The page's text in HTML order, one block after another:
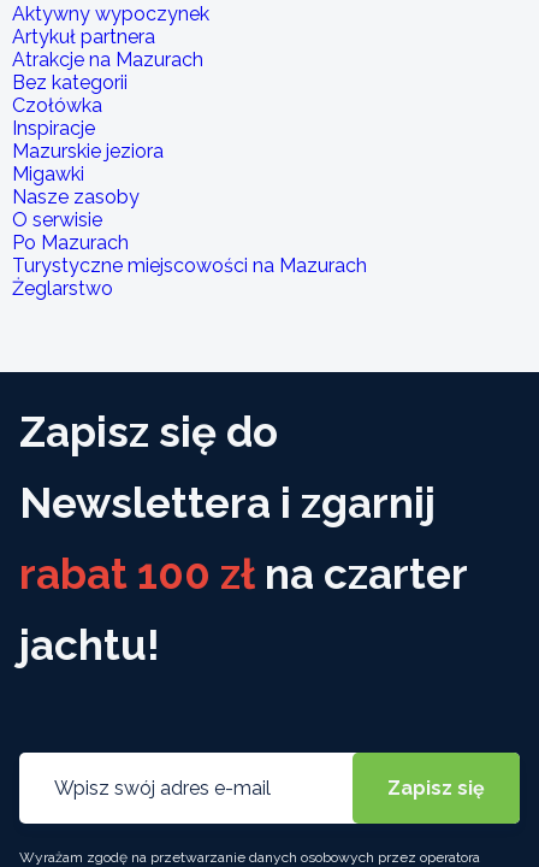
Aktywny wypoczynek
Artykuł partnera
Atrakcje na Mazurach
Bez kategorii
Czołówka
Inspiracje
Mazurskie jeziora
Migawki
Nasze zasoby
O serwisie
Po Mazurach
Turystyczne miejscowości na Mazurach
Żeglarstwo
Zapisz się do
Newslettera i zgarnij
rabat 100 zł na czarter
jachtu!
Wyrażam zgodę na przetwarzanie danych osobowych przez operatora